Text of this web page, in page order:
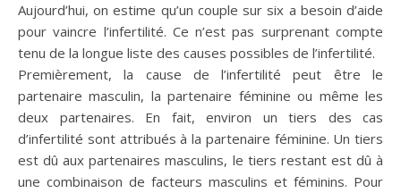
Aujourd’hui, on estime qu’un couple sur six a besoin d’aide
pour vaincre l’infertilité. Ce n’est pas surprenant compte
tenu de la longue liste des causes possibles de l’infertilité.
Premièrement, la cause de l’infertilité peut être le
partenaire masculin, la partenaire féminine ou même les
deux partenaires. En fait, environ un tiers des cas
d’infertilité sont attribués à la partenaire féminine. Un tiers
est dû aux partenaires masculins, le tiers restant est dû à
une combinaison de facteurs masculins et féminins. Pour